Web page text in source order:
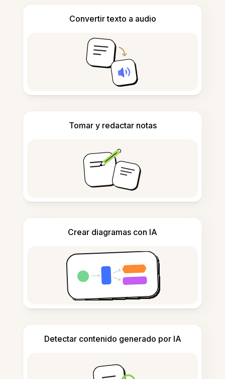
Convertir texto a audio
Tomar y redactar notas
Crear diagramas con IA
Detectar contenido generado por IA